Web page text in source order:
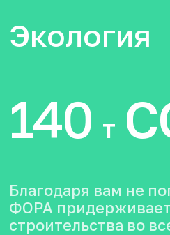
Экология
140 т
Благодаря вам не
ФОРА
строительства во